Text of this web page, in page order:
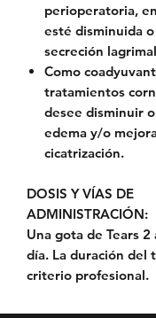
perioperatoria,
esté disminuida
secreción
Como
tratamientos
desee disminuir
edema y/o
cicatrización.
DOSIS Y VÍAS DE
ADMINISTRACIÓN:
Una gota de Tears 2
día. La duración del
criterio profesional.